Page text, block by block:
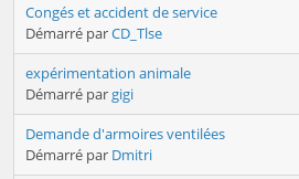
Congés et accident de service
Démarré parCD_Tlse
expérimentation animale
Démarré pargigi
Demande d'armoires ventilées
Démarré par Dmitri